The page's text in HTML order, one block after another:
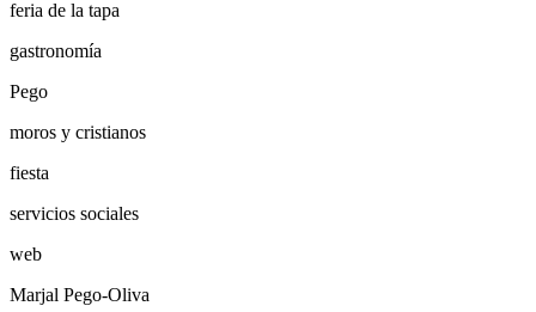
feria de la tapa
gastronomía
Pego
moros y cristianos
fiesta
servicios sociales
web
Marjal Pego-Oliva